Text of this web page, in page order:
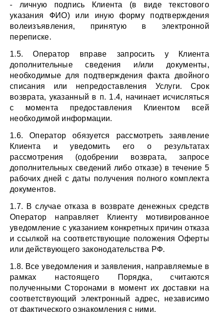
- личную подпись Клиента (в виде текстового
указания ФИО) или иную форму подтверждения
волеизъявления, принятую в электронной
переписке.
1.5. Оператор вправе запросить у Клиента
дополнительные сведения и/или документы,
необходимые для подтверждения факта двойного
списания или непредоставления Услуги. Срок
возврата, указанный в п. 1.4, начинает исчисляться
с момента предоставления Клиентом всей
необходимой информации.
1.6. Оператор обязуется рассмотреть заявление
Клиента и уведомить его о результатах
рассмотрения (одобрении возврата, запросе
дополнительных сведений либо отказе) в течение 5
рабочих дней с даты получения полного комплекта
документов.
1.7. В случае отказа в возврате денежных средств
Оператор направляет Клиенту мотивированное
уведомление с указанием конкретных причин отказа
и ссылкой на соответствующие положения Оферты
или действующего законодательства РФ.
1.8. Все уведомления и заявления, направляемые в
рамках настоящего Порядка, считаются
полученными Сторонами в момент их доставки на
соответствующий электронный адрес, независимо
от фактического ознакомления с ними.